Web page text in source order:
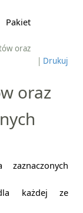
oraz
| Drukuj
oraz
każdej ze